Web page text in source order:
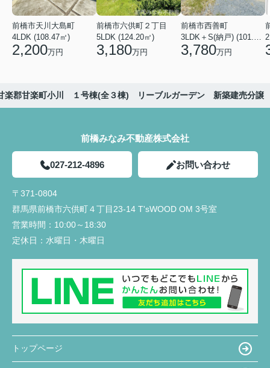
前橋市天川大島町
4LDK (108.47㎡)
2,200万円
前橋市六供町２丁目
5LDK (124.20㎡)
3,180万円
前橋市西善町
3,780万円
楽郡甘楽町小川 １号棟(全３棟) リーブルガーデン 新築建売分譲
前橋みなみ不動産株式会社
027-212-4896 お問い合わせ
〒371-0804
群馬県前橋市六供町４丁目23‐14 T'sWOOD OM 3号室
営業時間： 10:00～18:30
定休日： 水曜日・木曜日
トップページ